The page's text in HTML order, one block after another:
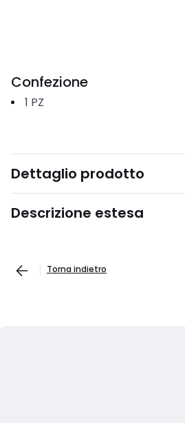
Confezione
1 PZ
Dettaglio prodotto
Descrizione estesa
Torna indietro